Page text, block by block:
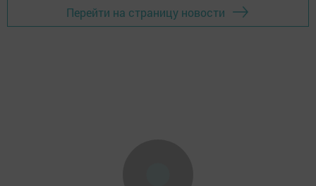
Перейти на страницу новости